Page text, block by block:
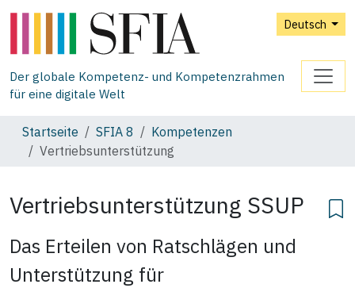
Deutsch
Der globale Kompetenz- und Kompetenzrahmen
für eine digitale Welt
Startseite SFIA 8
Kompetenzen
Vertriebsunterstützung
Vertriebsunterstützung SSUP
Das Erteilen von Ratschlägen und
Unterstützung für